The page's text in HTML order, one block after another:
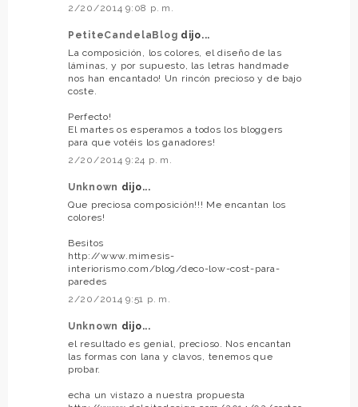
2/20/2014 9:08 p. m.
PetiteCandelaBlog dijo...
La composición, los colores, el diseño de las
láminas, y por supuesto, las letras handmade
nos han encantado! Un rincón precioso y de bajo
coste.
Perfecto!
El martes os esperamos a todos los bloggers
para que votéis los ganadores!
2/20/2014 9:24 p. m.
Unknown dijo...
Que preciosa composición!!! Me encantan los
colores!
Besitos
http://www.mimesis-
interiorismo.com/blog/deco-low-cost-para-
paredes
2/20/2014 9:51 p. m.
Unknown dijo...
el resultado es genial, precioso. Nos encantan
las formas con lana y clavos, tenemos que
probar.
echa un vistazo a nuestra propuesta